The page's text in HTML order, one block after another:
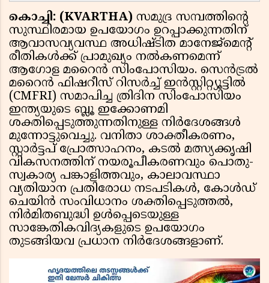
കൊച്ചി: (KVARTHA) സമുദ്ര സമ്പത്തിൻ്റെ
സുസ്ഥിരമായ ഉപയോഗം ഉറപ്പാക്കുന്നതിന്
ആവാസവ്യവസ്ഥ അധിഷ്ടിത മാനേജ്‌മെൻ്റ്
രീതികൾക്ക് പ്രാമുഖ്യം നൽകണമെന്ന്
ആഗോള മറൈൻ സിംപോസിയം. സെൻട്രൽ
മറൈൻ ഫിഷറീസ് റിസർച്ച് ഇൻസ്റ്റിറ്റ്യൂട്ടിൽ
(CMFRI) സമാപിച്ച ത്രിദിന സിംപോസിയം
ഇന്ത്യയുടെ ബ്ലൂ ഇക്കോണമി
ശക്തിപ്പെടുത്തുന്നതിനുള്ള നിർദേശങ്ങൾ
മുന്നോട്ടുവെച്ചു. വനിതാ ശാക്തീകരണം,
സ്റ്റാർട്ടപ് പ്രോത്സാഹനം, കടൽ മത്സ്യക്കൃഷി
വികസനത്തിന് നയരൂപീകരണവും പൊതു-
സ്വകാര്യ പങ്കാളിത്തവും, കാലാവസ്ഥാ
വ്യതിയാന പ്രതിരോധ നടപടികൾ, കോൾഡ്
ചെയിൻ സംവിധാനം ശക്തിപ്പെടുത്തൽ,
നിർമിതബുദ്ധി ഉൾപ്പെടെയുള്ള
സാങ്കേതികവിദ്യകളുടെ ഉപയോഗം
തുടങ്ങിയവ പ്രധാന നിർദേശങ്ങളാണ്.